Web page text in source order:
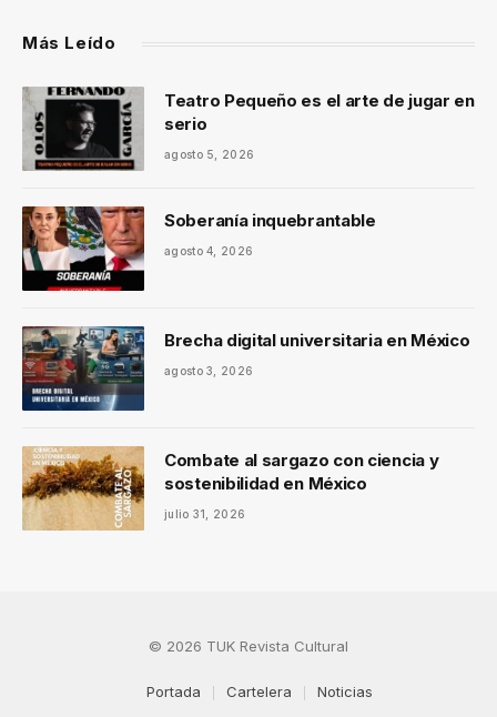
Más Leído
Teatro Pequeño es el arte de jugar en
serio
agosto 5, 2026
Soberanía inquebrantable
agosto 4, 2026
Brecha digital universitaria en México
agosto 3, 2026
Combate al sargazo con ciencia y
sostenibilidad en México
julio 31, 2026
© 2026 TUK Revista Cultural
Portada Cartelera Noticias